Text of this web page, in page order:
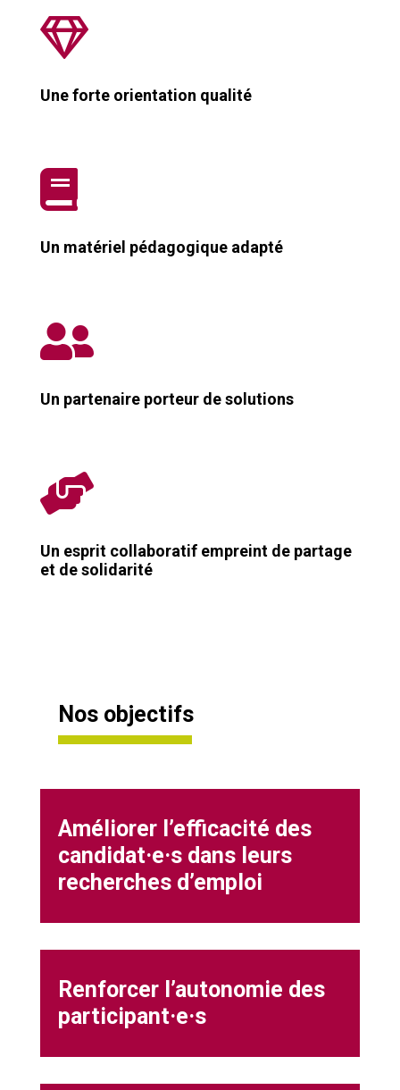

Une forte orientation qualité

Un matériel pédagogique adapté

Un partenaire porteur de solutions

Un esprit collaboratif empreint de partage
et de solidarité
Nos objectifs
Améliorer l’efficacité des
candidat·e·s dans leurs
recherches d’emploi
Renforcer l’autonomie des
participant·e·s